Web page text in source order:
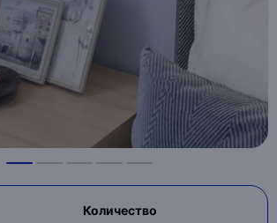
Количество